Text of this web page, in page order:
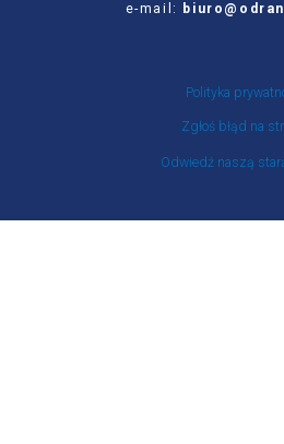
e-mail:
Polityka
Zgłoś błąd na
Odwiedź naszą
Szukaj